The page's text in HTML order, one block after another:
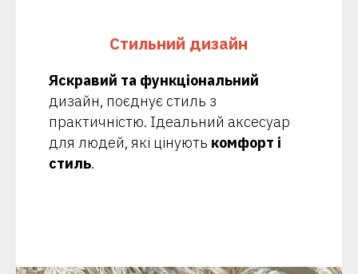
Стильний дизайн
Яскравий та функціональний
дизайн, поєднує стиль з
практичністю. Ідеальний аксесуар
для людей, які цінують комфорт і
стиль.